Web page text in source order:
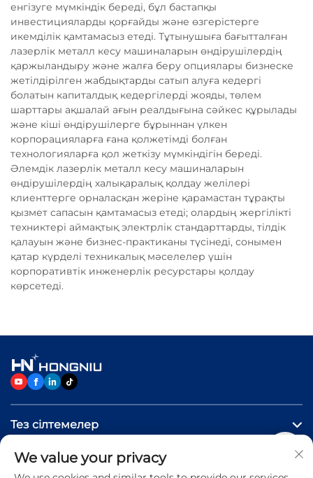
енгізуге мүмкіндік береді, бұл бастапқы
инвестицияларды қорғайды және өзгерістерге
икемділік қамтамасыз етеді. Тұтынушыға бағытталған
лазерлік металл кесу машиналарын өндірушілердің
қаржыландыру және жалға беру опциялары бизнеске
жетілдірілген жабдықтарды сатып алуға кедергі
болатын капиталдық кедергілерді жояды, төлем
шарттары ақшалай ағын реалдығына сәйкес құрылады
және кіші өндірушілерге бұрыннан үлкен
корпорацияларға ғана қолжетімді болған
технологияларға қол жеткізу мүмкіндігін береді.
Әлемдік лазерлік металл кесу машиналарын
өндірушілердің халықаралық қолдау желілері
клиенттерге орналасқан жеріне қарамастан тұрақты
қызмет сапасын қамтамасыз етеді; олардың жергілікті
техниктері аймақтық электрлік стандарттарды, тілдік
қалауын және бизнес-практиканы түсінеді, сонымен
қатар күрделі техникалық мәселелер үшін
корпоративтік инженерлік ресурстары қолдау
көрсетеді.
Тез сілтемелер
Өнімдер
We value your privacy